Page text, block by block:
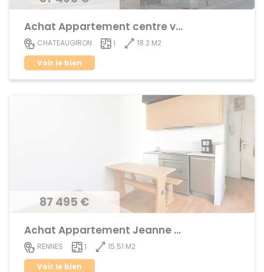
Achat Appartement centre ville
CHATEAUGIRON 1
18.2 M2
Voir le bien
87 495 €
Achat Appartement Jeanne d'Arc
RENNES 1
15.51 M2
Voir le bien